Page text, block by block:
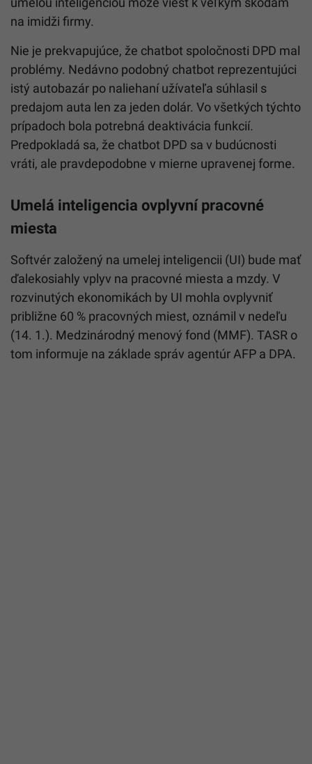
na imidži firmy.
Nie je prekvapujúce, že chatbot spoločnosti DPD mal
problémy. Nedávno podobný chatbot reprezentujúci
istý autobazár po naliehaní užívateľa súhlasil s
predajom auta len za jeden dolár. Vo všetkých týchto
prípadoch bola potrebná deaktivácia funkcií.
Predpokladá sa, že chatbot DPD sa v budúcnosti
vráti, ale pravdepodobne v mierne upravenej forme.
Umelá inteligencia ovplyvní pracovné
miesta
Softvér založený na umelej inteligencii (UI) bude mať
ďalekosiahly vplyv na pracovné miesta a mzdy. V
rozvinutých ekonomikách by UI mohla ovplyvniť
približne 60 % pracovných miest, oznámil v nedeľu
(14. 1.). Medzinárodný menový fond (MMF). TASR o
tom informuje na základe správ agentúr AFP a DPA.